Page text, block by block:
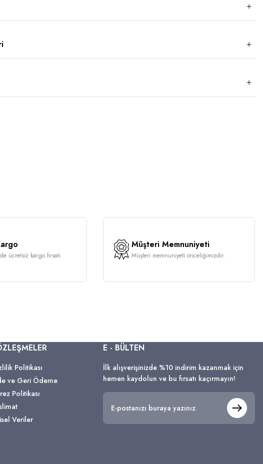
ücretsiz kargo fırsatı.
Müşteri Memnuniyeti
Müşteri memnuniyeti önceliğimizdir.
Politikası
ve Geri Ödeme
Politikası
Veriler
E - BÜLTEN
İlk alışverişinizde %10 indirim kazanmak için
hemen kaydolun ve bu fırsatı kaçırmayın!